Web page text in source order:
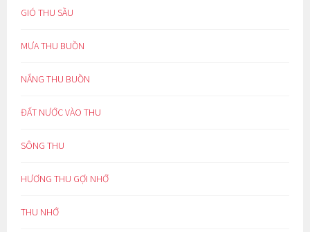
GIÓ THU SẦU
MƯA THU BUỒN
NẮNG THU BUỒN
ĐẤT NƯỚC VÀO THU
SÔNG THU
HƯƠNG THU GỢI NHỚ
THU NHỚ